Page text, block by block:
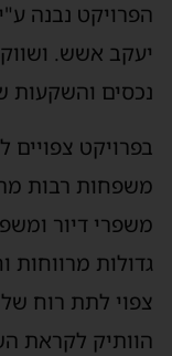
הפרויקט נבנה
יעקב אשש.
נכסים והשקעות
בפרויקט
משפחות רבות
משפרי דיור
גדולות מרווחות
צפוי לתת רוח
הוותיק לקראת